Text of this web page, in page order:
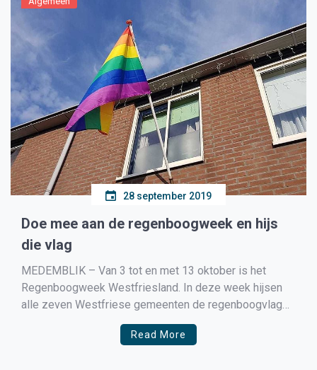
28 september 2019
Doe mee aan de regenboogweek en hijs
die vlag
MEDEMBLIK – Van 3 tot en met 13 oktober is het
Regenboogweek Westfriesland. In deze week hijsen
alle zeven Westfriese gemeenten de regenboogvlag
om uit te dragen dat het niet uitmaakt wie je bent of van
Read More